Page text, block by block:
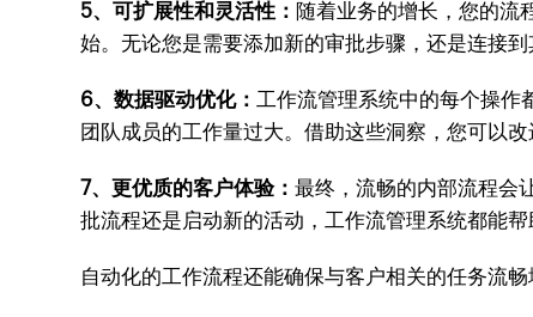
5、可扩展性和灵活性： 随着业务的增长，您的流
始。无论您是需要添加新的审批步骤，还是连接
6、数据驱动优化：工作流管理系统中的每个操作
团队成员的工作量过大。借助这些洞察，您可以
7、更优质的客户体验：最终，流畅的内部流程会
批流程还是启动新的活动，工作流管理系统都能帮
自动化的工作流程还能确保与客户相关的任务流畅